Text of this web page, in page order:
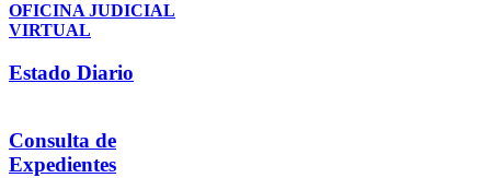
OFICINA JUDICIAL
VIRTUAL
Estado Diario
Consulta de
Expedientes